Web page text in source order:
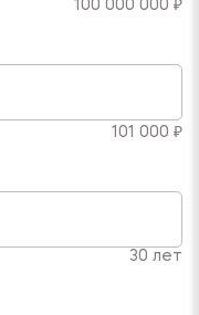
100 000 000 ₽
101 000 ₽
30 лет